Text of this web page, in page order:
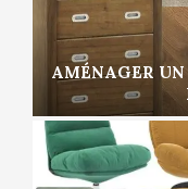
AMÉNAGER